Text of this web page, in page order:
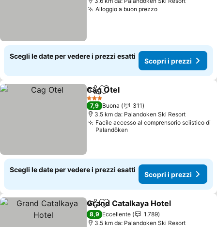
Alloggio a buon prezzoScopri i prezzi
Scegli le date per vedere i prezzi esatti
Scopri i prezzi
CondividiAggiungi ai preferiti
Cag Otel
3 Stelle
7,9 Buona
311
3.5 km da: Palandoken Ski Resort
Facile accesso al comprensorio sciistico di
Palandöken
Scegli le date per vedere i prezzi esatti
Scopri i prezzi
CondividiAggiungi ai preferiti
Grand Catalkaya Hotel
8,9 Eccellente
1.789
3.5 km da: Palandoken Ski Resort